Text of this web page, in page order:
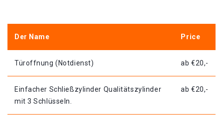
Der Name Price
Türoffnung (Notdienst) ab €20,-
Einfacher Schließzylinder Qualitätszylinder
mit 3 Schlüsseln.
ab €20,-